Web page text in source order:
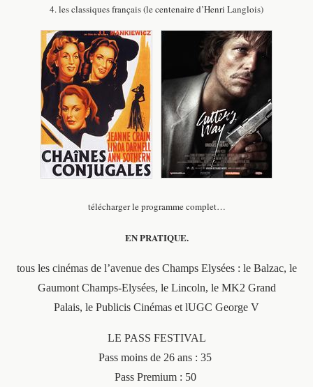
4. les classiques français (le centenaire d’Henri Langlois)
télécharger le programme complet…
EN PRATIQUE.
tous les cinémas de l’avenue des Champs Elysées : le Balzac, le
Gaumont Champs-Elysées, le Lincoln, le MK2 Grand
Palais, le Publicis Cinémas et lUGC George V
LE PASS FESTIVAL
Pass moins de 26 ans : 35 
Pass Premium : 50 